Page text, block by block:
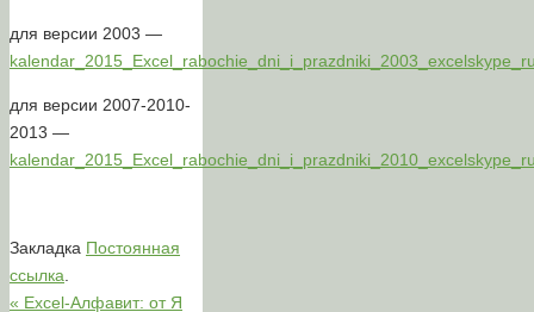
для версии 2003 —
для версии 2007-2010-
2013 —
Закладка Постоянная
ссылка
« Excel-Алфавит: от Я